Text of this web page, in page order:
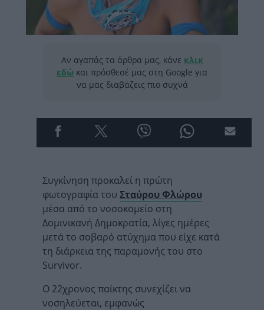
Αν αγαπάς τα άρθρα μας, κάνε κλικ
εδώ και πρόσθεσέ μας στη Google για
να μας διαβάζεις πιο συχνά
Συγκίνηση προκαλεί η πρώτη
φωτογραφία του Σταύρου Φλώρου
μέσα από το νοσοκομείο στη
Δομινικανή Δημοκρατία, λίγες ημέρες
μετά το σοβαρό ατύχημα που είχε κατά
τη διάρκεια της παραμονής του στο
Survivor.
Ο 22χρονος παίκτης συνεχίζει να
νοσηλεύεται, εμφανώς